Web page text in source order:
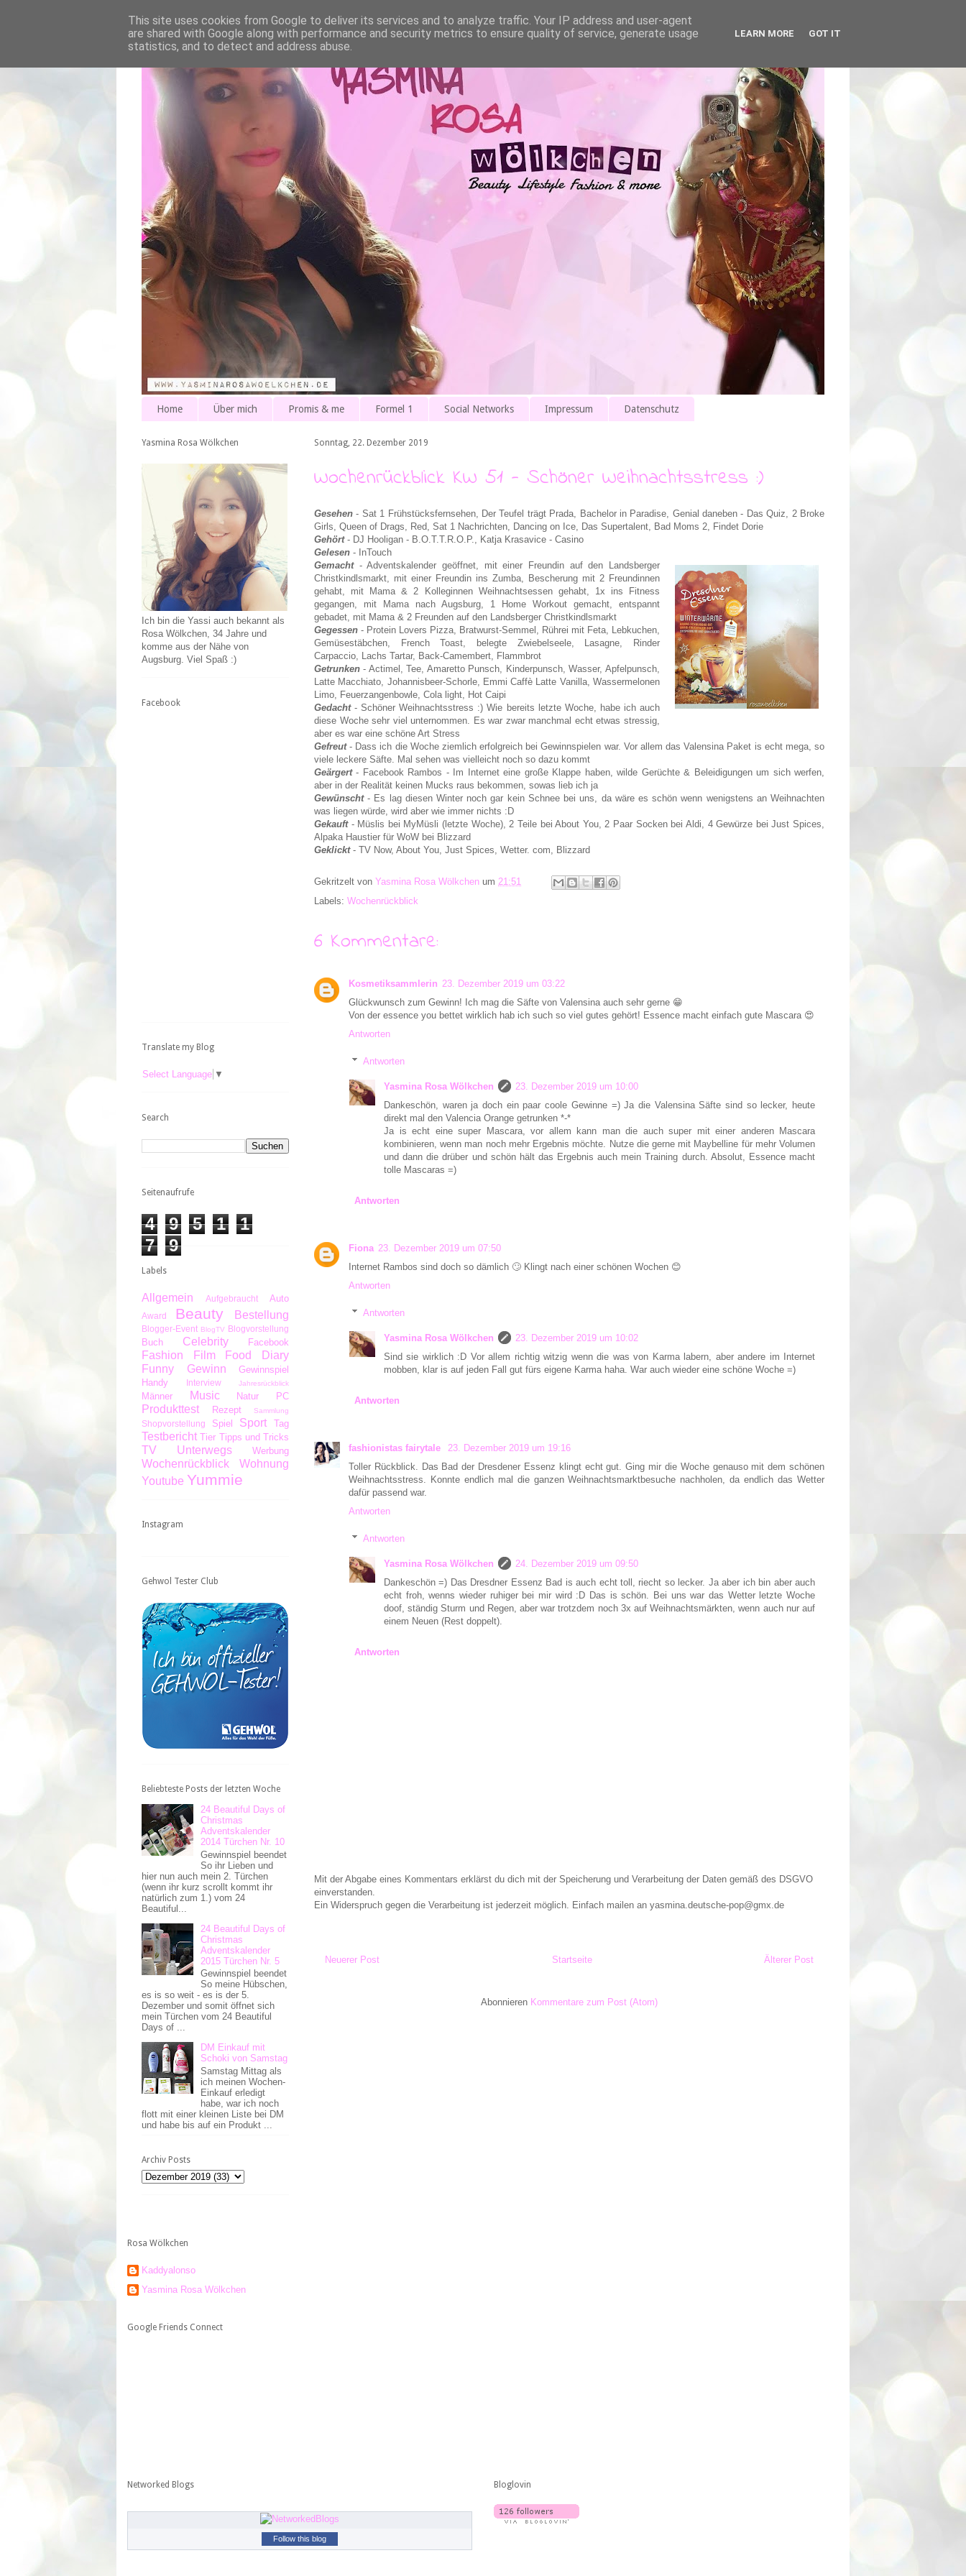
Home Über mich Promis & me Formel 1 Social Networks Impressum Datenschutz
Sonntag, 22. Dezember 2019
Wochenrückblick KW 51 - Schöner Weihnachtsstress :)
Gesehen - Sat 1 Frühstücksfernsehen, Der Teufel trägt Prada, Bachelor in Paradise, Genial daneben - Das Quiz, 2 Broke
Girls, Queen of Drags, Red, Sat 1 Nachrichten, Dancing on Ice, Das Supertalent, Bad Moms 2, Findet Dorie
Gehört- DJ Hooligan - B.O.T.T.R.O.P., Katja Krasavice - Casino
Gelesen - InTouch
Gemacht- Adventskalender geöffnet, mit einer Freundin auf den Landsberger
Christkindlsmarkt, mit einer Freundin ins Zumba, Bescherung mit 2 Freundinnen
gehabt, mit Mama & 2 Kolleginnen Weihnachtsessen gehabt, 1x ins Fitness
gegangen, mit Mama nach Augsburg,
1 Home Workout gemacht, entspannt
gebadet, mit Mama & 2 Freunden auf den Landsberger Christkindlsmarkt
Gegessen - Protein Lovers Pizza,
Bratwurst-Semmel, Rührei mit Feta, Lebkuchen,
Gemüsestäbchen, French Toast, belegte Zwiebelseele, Lasagne, Rinder
Carpaccio, Lachs Tartar, Back-Camembert, Flammbrot
Getrunken - Actimel, Tee, Amaretto Punsch, Kinderpunsch, Wasser, Apfelpunsch,
Latte Macchiato, Johannisbeer-Schorle, Emmi Caffè Latte Vanilla, Wassermelonen
Limo, Feuerzangenbowle, Cola light, Hot Caipi
Gedacht- Schöner Weihnachtsstress :) Wie bereits letzte Woche, habe ich auch
diese Woche sehr viel unternommen. Es war zwar manchmal echt etwas stressig,
aber es war eine schöne Art Stress
Gefreut- Dass ich die Woche ziemlich erfolgreich bei Gewinnspielen war. Vor allem das Valensina Paket is echt mega, so
viele leckere Säfte. Mal sehen was vielleicht noch so dazu kommt
Geärgert- Facebook Rambos - Im Internet eine große Klappe haben, wilde Gerüchte & Beleidigungen um sich werfen,
aber in der Realität keinen Mucks raus bekommen, sowas lieb ich ja
Gewünscht- Es lag diesen Winter noch gar kein Schnee bei uns, da wäre es schön wenn wenigstens an Weihnachten
was liegen würde, wird aber wie immer nichts :D
Gekauft- Müslis bei MyMüsli (letzte Woche), 2 Teile bei About You, 2 Paar Socken bei Aldi, 4 Gewürze bei Just Spices,
Alpaka Haustier für WoW bei Blizzard
Geklickt- TV Now, About You, Just Spices, Wetter. com, Blizzard
Gekritzelt von Yasmina Rosa Wölkchen um 21:51
Labels: Wochenrückblick
6 Kommentare:
Kosmetiksammlerin 23. Dezember 2019 um 03:22
Glückwunsch zum Gewinn! Ich mag die Säfte von Valensina auch sehr gerne 😁
Von der essence you bettet wirklich hab ich such so viel gutes gehört! Essence macht einfach gute Mascara 😍
Antworten
Antworten
Yasmina Rosa Wölkchen
23. Dezember 2019 um 10:00
Dankeschön, waren ja doch ein paar coole Gewinne =) Ja die Valensina Säfte sind so lecker, heute
direkt mal den Valencia Orange getrunken *-*
Ja is echt eine super Mascara, vor allem kann man die auch super mit einer anderen Mascara
kombinieren, wenn man noch mehr Ergebnis möchte. Nutze die gerne mit Maybelline für mehr Volumen
und dann die drüber und schön hält das Ergebnis auch mein Training durch. Absolut, Essence macht
tolle Mascaras =)
Antworten
Fiona 23. Dezember 2019 um 07:50
Internet Rambos sind doch so dämlich 🙄 Klingt nach einer schönen Wochen 😊
Antworten
Antworten
Yasmina Rosa Wölkchen
23. Dezember 2019 um 10:02
Sind sie wirklich :D Vor allem richtig witzig wenn die was von Karma labern, aber andere im Internet
mobben, klar is auf jeden Fall gut fürs eigene Karma haha. War auch wieder eine schöne Woche =)
Antworten
fashionistas fairytale
23. Dezember 2019 um 19:16
Toller Rückblick. Das Bad der Dresdener Essenz klingt echt gut. Ging mir die Woche genauso mit dem schönen
Weihnachtsstress. Konnte endlich mal die ganzen Weihnachtsmarktbesuche nachholen, da endlich das Wetter
dafür passend war.
Antworten
Antworten
Yasmina Rosa Wölkchen
24. Dezember 2019 um 09:50
Dankeschön =) Das Dresdner Essenz Bad is auch echt toll, riecht so lecker. Ja aber ich bin aber auch
echt froh, wenns wieder ruhiger bei mir wird :D Das is schön. Bei uns war das Wetter letzte Woche
doof, ständig Sturm und Regen, aber war trotzdem noch 3x auf Weihnachtsmärkten, wenn auch nur auf
einem Neuen (Rest doppelt).
Antworten
Mit der Abgabe eines Kommentars erklärst du dich mit der Speicherung und Verarbeitung der Daten gemäß des DSGVO
einverstanden.
Ein Widerspruch gegen die Verarbeitung ist jederzeit möglich. Einfach mailen an yasmina.deutsche-pop@gmx.de
Neuerer Post Älterer Post
Startseite
Abonnieren Kommentare zum Post (Atom)
Yasmina Rosa Wölkchen
Ich bin die Yassi auch bekannt als
Rosa Wölkchen, 34 Jahre und
komme aus der Nähe von
Augsburg. Viel Spaß :)
Facebook
Translate my Blog
Select Language ▼
Search
Seitenaufrufe
4 9 5 1
1
7
9
Labels
Allgemein Aufgebraucht Auto
Award Beauty Bestellung
Blogger-Event BlogTV Blogvorstellung
Buch Celebrity Facebook
Fashion Film
Food Diary
Funny
Gewinn
Gewinnspiel
Handy
Interview Jahresrückblick
Männer Music Natur PC
Produkttest Rezept Sammlung
Shopvorstellung Spiel Sport Tag
Testbericht Tier Tipps und Tricks
TV Unterwegs Werbung
Wochenrückblick
Wohnung
Youtube Yummie
Instagram
Gehwol Tester Club
Beliebteste Posts der letzten Woche
24 Beautiful Days of
Christmas
Adventskalender
2014 Türchen Nr. 10
Gewinnspiel beendet
So ihr Lieben und
hier nun auch mein 2. Türchen
(wenn ihr kurz scrollt kommt ihr
natürlich zum 1.) vom 24
Beautiful...
24 Beautiful Days of
Christmas
Adventskalender
2015 Türchen Nr. 5
Gewinnspiel beendet
So meine Hübschen,
es is so weit - es is der 5.
Dezember und somit öffnet sich
mein Türchen vom 24 Beautiful
Days of ...
DM Einkauf mit
Schoki von Samstag
Samstag Mittag als
ich meinen Wochen-
Einkauf erledigt
habe, war ich noch
flott mit einer kleinen Liste bei DM
und habe bis auf ein Produkt ...
Archiv Posts
Rosa Wölkchen
Kaddyalonso
Yasmina Rosa Wölkchen
Google Friends Connect
Networked Blogs
Follow this blog
Bloglovin
This site uses cookies from Google to deliver its services and to analyze traffic. Your IP address and user-agent
are shared with Google along with performance and security metrics to ensure quality of service, generate usage
statistics, and to detect and address abuse.
LEARN MORE GOT IT